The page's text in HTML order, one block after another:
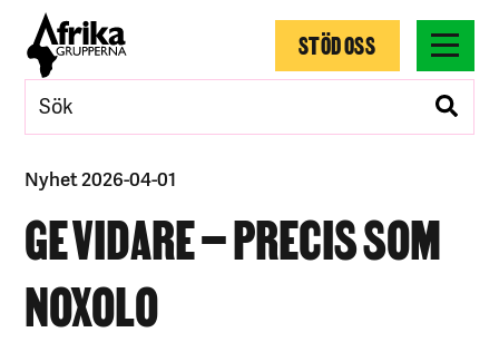
STÖD OSS
Nyhet 2026-04-01
GE VIDARE – PRECIS SOM
NOXOLO